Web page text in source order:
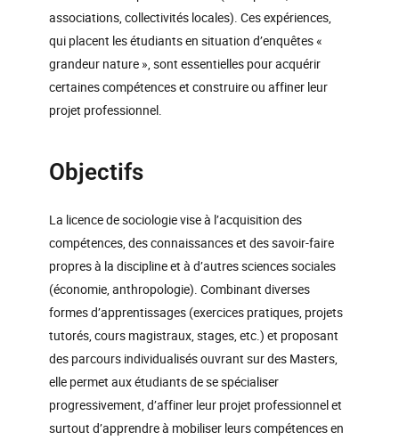
associations, collectivités locales). Ces expériences,
qui placent les étudiants en situation d’enquêtes «
grandeur nature », sont essentielles pour acquérir
certaines compétences et construire ou affiner leur
projet professionnel.
Objectifs
La licence de sociologie vise à l’acquisition des
compétences, des connaissances et des savoir-faire
propres à la discipline et à d’autres sciences sociales
(économie, anthropologie). Combinant diverses
formes d’apprentissages (exercices pratiques, projets
tutorés, cours magistraux, stages, etc.) et proposant
des parcours individualisés ouvrant sur des Masters,
elle permet aux étudiants de se spécialiser
progressivement, d’affiner leur projet professionnel et
surtout d’apprendre à mobiliser leurs compétences en